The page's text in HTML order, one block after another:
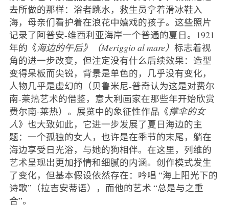
去所做的那样：浴者跳水，救生员拿着滑冰鞋入
海，母亲们看护着在浪花中嬉戏的孩子。这些照片
记录了阿普安-维西利亚海岸一个普通的夏日。1921
年的《海边的午后》（Meriggio al mare） 标志着视
角的进一步改变，但注定没有什么后续效果：造型
变得呆板而尖锐，背景是单色的，几乎没有变化，
人物几乎是虚幻的（贝鲁米尼-普奇认为这是对费尔
南-莱热艺术的借鉴，意大利画家在那些年开始欣赏
费尔南-莱热）。展览中的象征性作品《撑伞的女
人》也大致如此，它进一步发展了夏日海边的主
题：一个孤独的女人，也许是在季节的末尾，躺在
海边享受日光浴，与她的狗相伴。在这里，列维的
艺术呈现出更加抒情和细腻的内涵。创作模式发生
了变化，但基本假设依然存在：吟唱 “海上阳光下的
诗歌”（拉吉安蒂语），而他的艺术 “总是与之重
合”。